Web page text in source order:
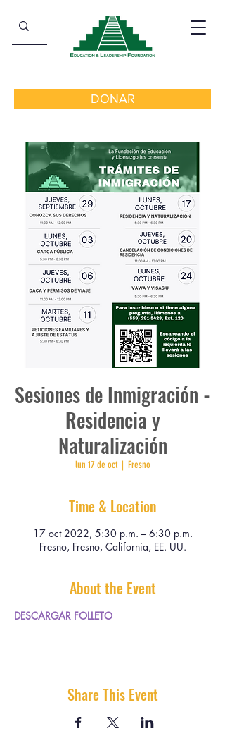
DONAR
Sesiones de Inmigración -
Residencia y
Naturalización
lun 17 de oct
  |
Fresno
Time & Location
17 oct 2022, 5:30 p.m. – 6:30 p.m.
Fresno, Fresno, California, EE. UU.
About the Event
DESCARGAR FOLLETO
Share This Event